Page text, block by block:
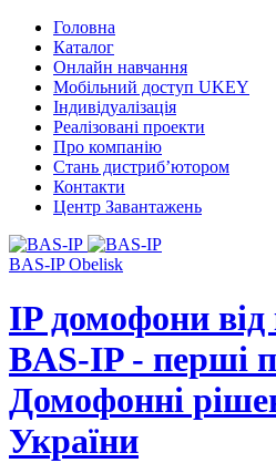
Головна
Каталог
Онлайн навчання
Мобільний доступ UKEY
Індивідуалізація
Реалізовані проекти
Про компанію
Стань дистриб’ютором
Контакти
Центр Завантажень
BAS-IP Obelisk
IP домофони від
BAS-IP - перші
Домофонні
України